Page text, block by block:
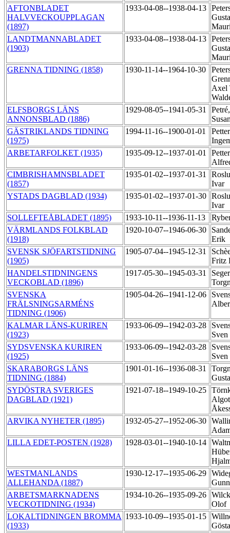
AFTONBLADET
HALVVECKOUPPLAGAN
(1897)
1933-04-08--1938-04-13
LANDTMANNABLADET
(1903)
1933-04-08--1938-04-13
GRENNA TIDNING (1858)
1930-11-14--1964-10-30
Axel
ELFSBORGS LÄNS
ANNONSBLAD (1886)
1929-08-05--1941-05-31
GÄSTRIKLANDS TIDNING
(1975)
1994-11-16--1900-01-01
ARBETARFOLKET (1935)
1935-09-12--1937-01-01
CIMBRISHAMNSBLADET
(1857)
1935-01-02--1937-01-31
Ivar
YSTADS DAGBLAD (1934)
1935-01-02--1937-01-30
Ivar
SOLLEFTEÅBLADET (1895)
1933-10-11--1936-11-13
VÄRMLANDS FOLKBLAD
(1918)
1920-10-07--1946-06-30
Erik
SVENSK SJÖFARTSTIDNING
(1905)
1905-07-04--1945-12-31
Fritz
HANDELSTIDNINGENS
VECKOBLAD (1896)
1917-05-30--1945-03-31
SVENSKA
FRÄLSNINGSARMÉNS
TIDNING (1906)
1905-04-26--1941-12-06
KALMAR LÄNS-KURIREN
(1923)
1933-06-09--1942-03-28
SYDSVENSKA KURIREN
(1925)
1933-06-09--1942-03-28
SKARABORGS LÄNS
TIDNING (1884)
1901-01-16--1936-08-31
SYDÖSTRA SVERIGES
DAGBLAD (1921)
1921-07-18--1949-10-25
Algot
ARVIKA NYHETER (1895)
1932-05-27--1952-06-30
LILLA EDET-POSTEN (1928)
1928-03-01--1940-10-14
WESTMANLANDS
ALLEHANDA (1887)
1930-12-17--1935-06-29
ARBETSMARKNADENS
VECKOTIDNING (1934)
1934-10-26--1935-09-26
Olof
LOKALTIDNINGEN BROMMA
(1933)
1933-10-09--1935-01-15